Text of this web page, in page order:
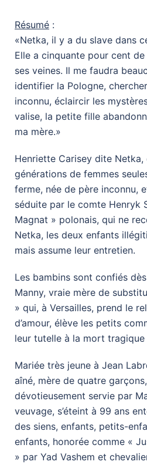
Résumé :
«Netka, il y a du slave dans
Elle a cinquante pour cent
ses veines. Il me faudra
identifier la Pologne,
inconnu, éclaircir les
valise, la petite fille
ma mère.»
Henriette Carisey dite
générations de femmes
ferme, née de père inconnu,
séduite par le comte Henryk
Magnat » polonais, qui ne
Netka, les deux enfants
mais assume leur entretien.
Les bambins sont confiés
Manny, vraie mère de
» qui, à Versailles, prend le
d’amour, élève les petits
leur tutelle à la mort
Mariée très jeune à Jean
aîné, mère de quatre
dévotieusement servie par
veuvage, s’éteint à 99 ans
des siens, enfants, petits-
enfants, honorée comme «
» par Yad Vashem et